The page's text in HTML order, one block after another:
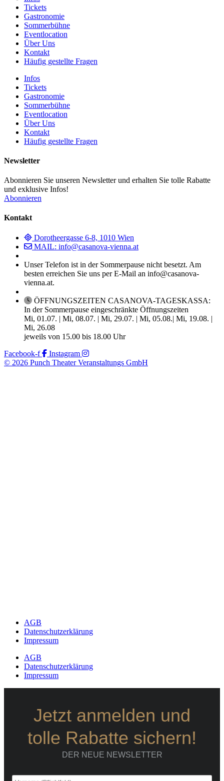
Tickets
Gastronomie
Sommerbühne
Eventlocation
Über Uns
Kontakt
Häufig gestellte Fragen
Infos
Tickets
Gastronomie
Sommerbühne
Eventlocation
Über Uns
Kontakt
Häufig gestellte Fragen
Newsletter
Abonnieren Sie unseren Newsletter und erhalten Sie tolle Rabatte
und exklusive Infos!
Abonnieren
Kontakt
Dorotheergasse 6-8, 1010 Wien
MAIL: info@casanova-vienna.at
Unser Telefon ist in der Sommerpause nicht besetzt. Am
besten erreichen Sie uns per E-Mail an info@casanova-
vienna.at.
ÖFFNUNGSZEITEN CASANOVA-TAGESKASSA:
In der Sommerpause eingeschränkte Öffnungszeiten
Mi, 01.07. | Mi, 08.07. | Mi, 29.07. | Mi, 05.08.| Mi, 19.08. |
Mi, 26.08
jeweils von 15.00 bis 18.00 Uhr
Facebook-f
Instagram
© 2026 Punch Theater Veranstaltungs GmbH
AGB
Datenschutzerklärung
Impressum
AGB
Datenschutzerklärung
Impressum
Jetzt anmelden und
tolle Rabatte sichern!
DER NEUE NEWSLETTER